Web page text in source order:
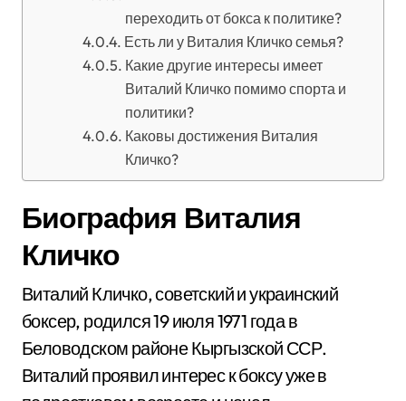
переходить от бокса к политике?
Есть ли у Виталия Кличко семья?
Какие другие интересы имеет
Виталий Кличко помимо спорта и
политики?
Каковы достижения Виталия
Кличко?
Биография Виталия
Кличко
Виталий Кличко, советский и украинский
боксер, родился 19 июля 1971 года в
Беловодском районе Кыргызской ССР.
Виталий проявил интерес к боксу уже в